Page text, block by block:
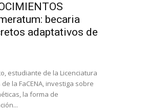
becaria
adaptativos de
estudiante de la Licenciatura
la FaCENA, investiga sobre
la forma de